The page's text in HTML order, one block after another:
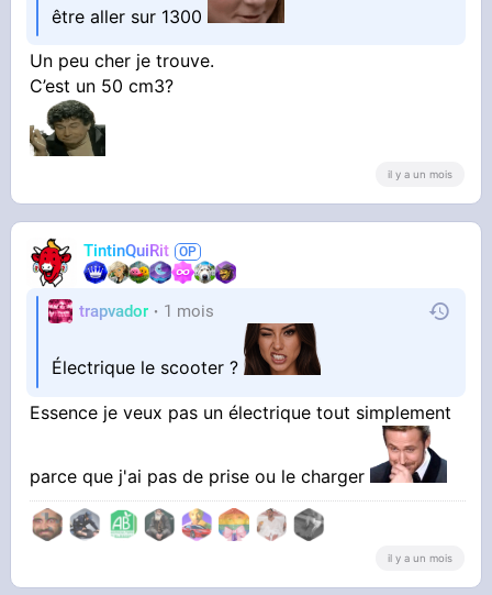
être aller sur 1300
Un peu cher je trouve.
C’est un 50 cm3?
il y a un mois
TintinQuiRit
trapvador 1 mois
Électrique le scooter ?
Essence je veux pas un électrique tout simplement
parce que j'ai pas de prise ou le charger
il y a un mois